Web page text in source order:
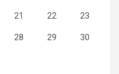
21 22 23
28 29 30